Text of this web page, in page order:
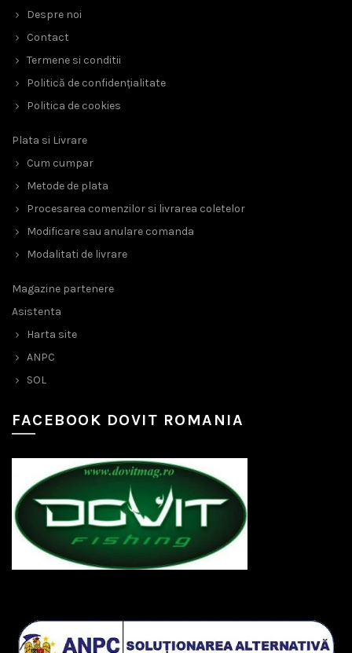
Despre noi
Contact
Termene si conditii
Politică de confidențialitate
Politica de cookies
Plata si Livrare
Cum cumpar
Metode de plata
Procesarea comenzilor si livrarea coletelor
Modificare sau anulare comanda
Modalitati de livrare
Magazine partenere
Asistenta
Harta site
ANPC
SOL
FACEBOOK DOVIT ROMANIA